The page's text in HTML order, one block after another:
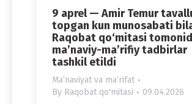
9 aprel — Amir Temur
topgan kun munosabati
Raqobat qo‘mitasi
ma’naviy-ma’rifiy tadbirlar
tashkil etildi
Maʼnaviyat va maʼrifat
By Raqobat qo'mitasi 09.04.2026